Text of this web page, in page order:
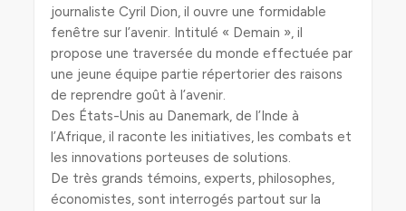
journaliste Cyril Dion, il ouvre une formidable
fenêtre sur l’avenir. Intitulé « Demain », il
propose une traversée du monde effectuée par
une jeune équipe partie répertorier des raisons
de reprendre goût à l’avenir.
Des États-Unis au Danemark, de l’Inde à
l’Afrique, il raconte les initiatives, les combats et
les innovations porteuses de solutions.
De très grands témoins, experts, philosophes,
économistes, sont interrogés partout sur la